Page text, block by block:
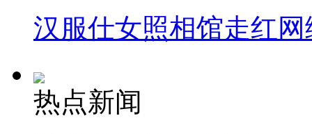
汉服仕女照相馆走红网
热点新闻